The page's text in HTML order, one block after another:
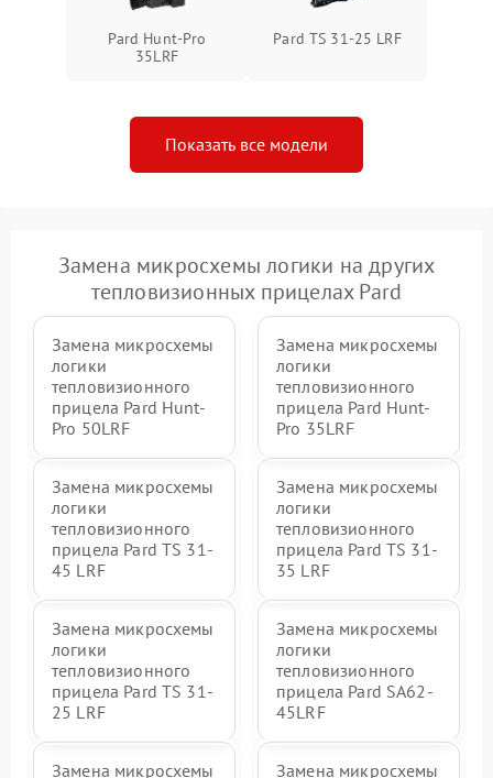
Pard Hunt-Pro
35LRF
Pard TS 31-25 LRF
Показать все модели
Замена микросхемы логики на других
тепловизионных прицелах Pard
Замена микросхемы
логики
тепловизионного
прицела Pard Hunt-
Pro 50LRF
Замена микросхемы
логики
тепловизионного
прицела Pard Hunt-
Pro 35LRF
Замена микросхемы
логики
тепловизионного
прицела Pard TS 31-
45 LRF
Замена микросхемы
логики
тепловизионного
прицела Pard TS 31-
35 LRF
Замена микросхемы
логики
тепловизионного
прицела Pard TS 31-
25 LRF
Замена микросхемы
логики
тепловизионного
прицела Pard SA62-
45LRF
Замена микросхемы Замена микросхемы